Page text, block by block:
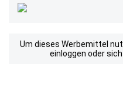
Um dieses Werbemittel
einloggen oder sich